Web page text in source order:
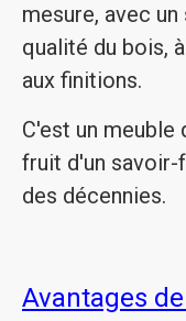
mesure, avec
qualité du bois,
aux finitions.
C'est un meuble
fruit d'un savoir-
des décennies.
Avantages